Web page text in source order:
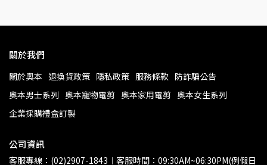
關於我們
關於奧本 退換貨政策 隱私政策 服務條款 防詐騙公告
奧本男士系列 奧本寵物電剪 奧本家用電剪 奧本女生系列
企業採購禮盒訂製
公司資訊
客服專線：(02)2907-1843︱客服時間：09:30AM~06:30PM(例假日